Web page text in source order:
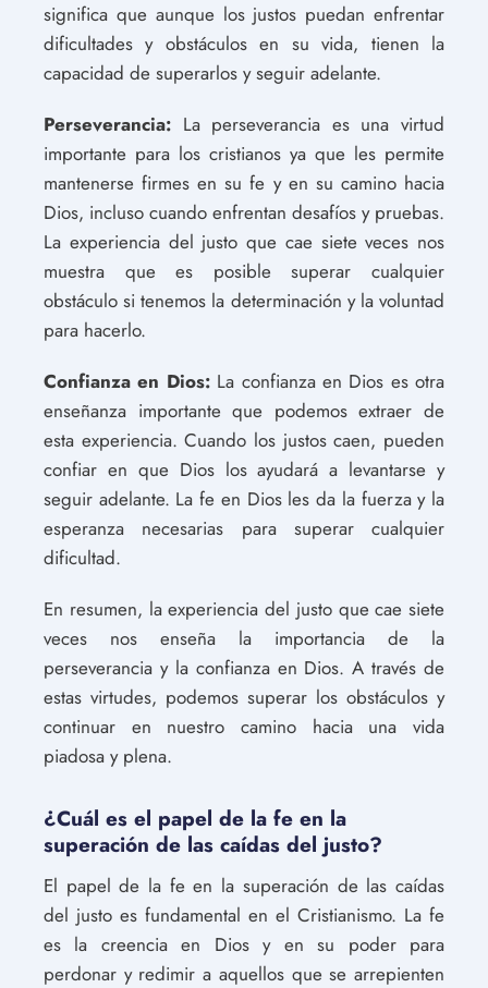
significa que aunque los justos puedan enfrentar
dificultades y obstáculos en su vida, tienen la
capacidad de superarlos y seguir adelante.
Perseverancia: La perseverancia es una virtud
importante para los cristianos ya que les permite
mantenerse firmes en su fe y en su camino hacia
Dios, incluso cuando enfrentan desafíos y pruebas.
La experiencia del justo que cae siete veces nos
muestra que es posible superar cualquier
obstáculo si tenemos la determinación y la voluntad
para hacerlo.
Confianza en Dios:La confianza en Dios es otra
enseñanza importante que podemos extraer de
esta experiencia. Cuando los justos caen, pueden
confiar en que Dios los ayudará a levantarse y
seguir adelante. La fe en Dios les da la fuerza y ​​la
esperanza necesarias para superar cualquier
dificultad.
En resumen, la experiencia del justo que cae siete
veces nos enseña la importancia de la
perseverancia y la confianza en Dios. A través de
estas virtudes, podemos superar los obstáculos y
continuar en nuestro camino hacia una vida
piadosa y plena.
¿Cuál es el papel de la fe en la
superación de las caídas del justo?
El papel de la fe en la superación de las caídas
del justo es fundamental en el Cristianismo. La fe
es la creencia en Dios y en su poder para
perdonar y redimir a aquellos que se arrepienten